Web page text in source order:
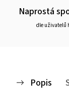
Naprostá
dle uživatelů
Popis